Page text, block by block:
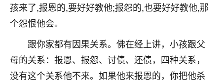
孩来了,报恩的,要好好教他;报怨的,也要好好教他,那
个怨恨他会。
跟你家都有因果关系。佛在经上讲，小孩跟父
母的关系：报恩、报怨、讨债、还债，四种关系，
没有这个关系他不来。如果他来报恩的，你把他杀
金白水清
我也想找老师看看，有没有人给个联系方式的啊？
鹿森 ：慧来老师微信：gjsy0624
1天前 来自江西 12